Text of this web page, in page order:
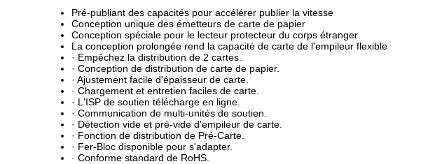
Pré-publiant des capacités pour accélérer publier la vitesse
Conception unique des émetteurs de carte de papier
Conception spéciale pour le lecteur protecteur du corps étranger
La conception prolongée rend la capacité de carte de l'empileur flexible
· Empêchez la distribution de 2 cartes.
· Conception de distribution de carte de papier.
· Ajustement facile d'épaisseur de carte.
· Chargement et entretien faciles de carte.
· L'ISP de soutien télécharge en ligne.
· Communication de multi-unités de soutien.
· Détection vide et pré-vide d'empileur de carte.
· Fonction de distribution de Pré-Carte.
· Fer-Bloc disponible pour s'adapter.
· Conforme standard de RoHS.